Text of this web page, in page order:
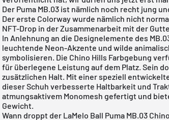
Der Puma MB.03 ist nämlich noch recht jung
Der erste Colorway wurde nämlich nicht
NFT-Drop in der Zusammenarbeit mit der
In Anlehnung an die Designelemente des
leuchtende Neon-Akzente und wilde
symbolisieren. Die Chino Hills Farbgebung
für überlegene Leistung auf dem Platz. Sein
zusätzlichen Halt. Mit einer speziell
dieser Schuh verbesserte Haltbarkeit und
atmungsaktivem Monomesh gefertigt und
Gewicht.
Wann droppt der LaMelo Ball Puma MB.03